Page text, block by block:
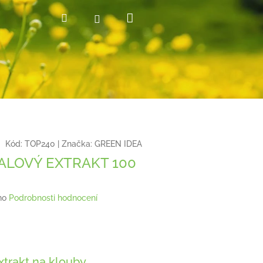
HledatPřihlášení
košík
Kód: TOP240 Značka: GREEN IDEA
EXTRAKT 100
Podrobnosti hodnocení